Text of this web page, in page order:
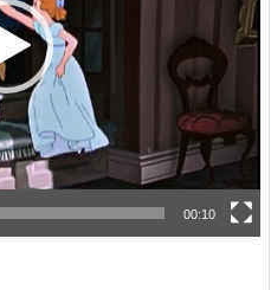
00:10